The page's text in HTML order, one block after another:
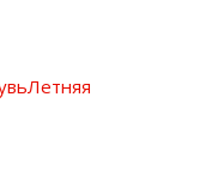
Летняя